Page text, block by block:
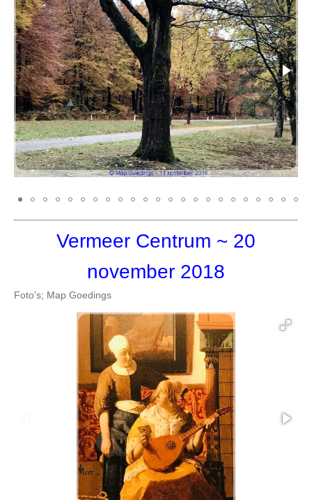
Vermeer Centrum ~ 20
november 2018
Foto's; Map Goedings